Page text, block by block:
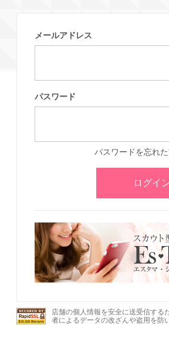
メールアドレス
パスワード
パスワードを忘れ
ログイ
店舗の個人情報を安全に送受信する
者によるデータの改ざんや盗用を防